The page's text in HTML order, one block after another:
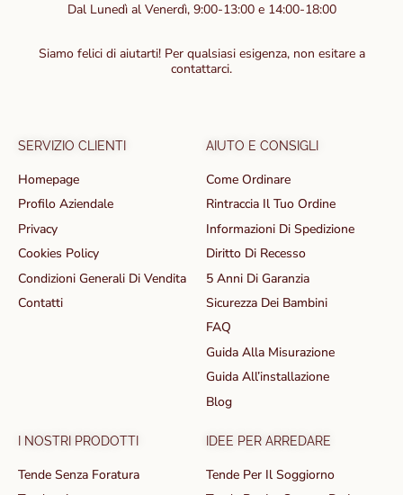
Dal Lunedì al Venerdì, 9:00-13:00 e 14:00-18:00
Siamo felici di aiutarti! Per qualsiasi esigenza, non esitare a
contattarci.
SERVIZIO CLIENTI
Homepage
Profilo Aziendale
Privacy
Cookies Policy
Condizioni Generali Di Vendita
Contatti
AIUTO E CONSIGLI
Come Ordinare
Rintraccia Il Tuo Ordine
Informazioni Di Spedizione
Diritto Di Recesso
5 Anni Di Garanzia
Sicurezza Dei Bambini
FAQ
Guida Alla Misurazione
Guida All’installazione
Blog
I NOSTRI PRODOTTI
Tende Senza Foratura
IDEE PER ARREDARE
Tende Per Il Soggiorno